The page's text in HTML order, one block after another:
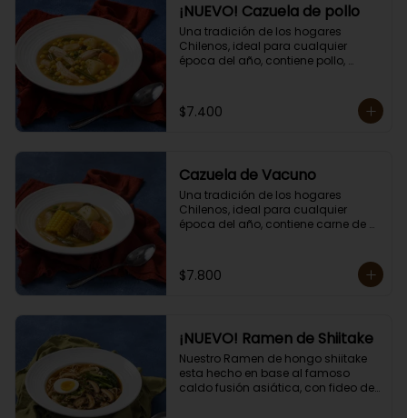
¡NUEVO! Cazuela de pollo
Una tradición de los hogares
Chilenos, ideal para cualquier
época del año, contiene pollo,
Porción individual lista para servir
de 400 grs. Cero lacto.
$7.400
Cazuela de Vacuno
Una tradición de los hogares
Chilenos, ideal para cualquier
época del año, contiene carne de
Porción individual lista para servir
de 400 grs. Cero lacto.
$7.800
¡NUEVO! Ramen de Shiitake
Nuestro Ramen de hongo shiitake
esta hecho en base al famoso
caldo fusión asiática, con fideo de